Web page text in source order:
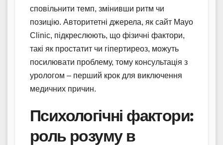
сповільнити темп, змінивши ритм чи
позицію. Авторитетні джерела, як сайт Mayo
Clinic, підкреслюють, що фізичні фактори,
такі як простатит чи гіпертиреоз, можуть
посилювати проблему, тому консультація з
урологом – перший крок для виключення
медичних причин.
Психологічні фактори:
роль розуму в